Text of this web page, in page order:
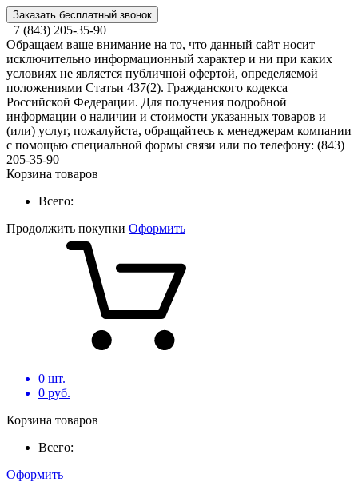
Заказать бесплатный звонок
+7 (843) 205-35-90
Обращаем ваше внимание на то, что данный сайт носит
исключительно информационный характер и ни при каких
условиях не является публичной офертой, определяемой
положениями Статьи 437(2). Гражданского кодекса
Российской Федерации. Для получения подробной
информации о наличии и стоимости указанных товаров и
(или) услуг, пожалуйста, обращайтесь к менеджерам компании
с помощью специальной формы связи или по телефону: (843)
205-35-90
Корзина товаров
Всего:
Продолжить покупки Оформить
0 шт.
0 руб.
Корзина товаров
Всего:
Оформить